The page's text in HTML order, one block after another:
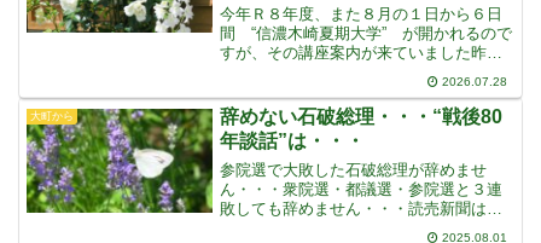
今年Ｒ８年度、また８月の１日から６日
間 “信濃木崎夏期大学” が開かれるので
すが、その講座案内が来ていました昨年
は、初めて興味のある講座が開かれてい
たので、行ってみました・・・ “気候の
危機にどう向き合うか・・・” と “現代
中国と世界秩序
2026.07.28
大町から
辞めない石破総理・・・“戦後80
年談話”は・・・
参院選で大敗した石破総理が辞めませ
ん・・・衆院選・都議選・参院選と３連
敗しても辞めません・・・読売新聞は辞
任の号外まで出しました自民党の青年局
2025.08.01